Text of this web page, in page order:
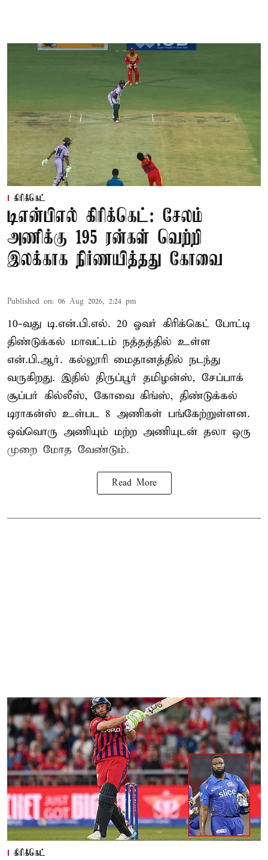
கிரிக்கெட்
டிஎன்பிஎல் கிரிக்கெட்: சேலம்
அணிக்கு 195 ரன்கள் வெற்றி
இலக்காக நிர்ணயித்தது கோவை
Published on: 06 Aug 2026, 2:24 pm
10-வது டி.என்.பி.எல். 20 ஓவர் கிரிக்கெட் போட்டி
திண்டுக்கல் மாவட்டம் நத்தத்தில் உள்ள
என்.பி.ஆர். கல்லூரி மைதானத்தில் நடந்து
வருகிறது. இதில் திருப்பூர் தமிழன்ஸ், சேப்பாக்
சூப்பர் கில்லீஸ், கோவை கிங்ஸ், திண்டுக்கல்
டிராகன்ஸ் உள்பட 8 அணிகள் பங்கேற்றுள்ளன.
ஒவ்வொரு அணியும் மற்ற அணியுடன் தலா ஒரு
முறை மோத வேண்டும்.
Read More
கிரிக்கெட்